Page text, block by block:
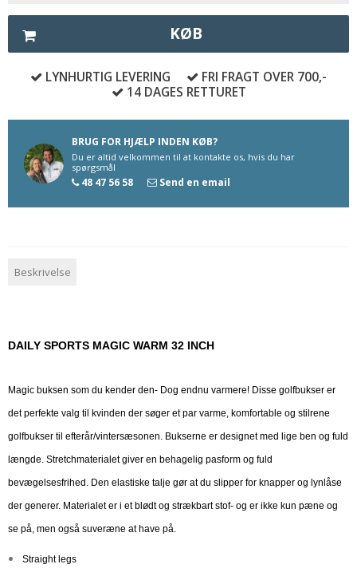
KØB
LYNHURTIG LEVERING
FRI FRAGT OVER 700,-
14 DAGES RETTURET
BRUG FOR HJÆLP INDEN KØB?
Du er altid velkommen til at kontakte os, hvis du har
spørgsmål
48 47 56 58 Send en email
Beskrivelse
DAILY SPORTS MAGIC WARM 32 INCH
Magic buksen som du kender den- Dog endnu varmere! Disse golfbukser er
det perfekte valg til kvinden der søger et par varme, komfortable og stilrene
golfbukser til efterår/vintersæsonen. Bukserne er designet med lige ben og fuld
længde. Stretchmaterialet giver en behagelig pasform og fuld
bevægelsesfrihed. Den elastiske talje gør at du slipper for knapper og lynlåse
der generer. Materialet er i et blødt og strækbart stof- og er ikke kun pæne og
se på, men også suveræne at have på.
Straight legs